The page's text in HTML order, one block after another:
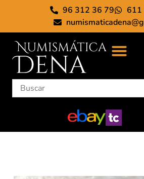
96 312 36 79
611